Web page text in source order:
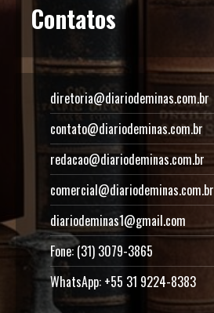
Contatos
diretoria@diariodeminas.com.br
contato@diariodeminas.com.br
redacao@diariodeminas.com.br
comercial@diariodeminas.com.br
diariodeminas1@gmail.com
Fone: (31) 3079-3865
WhatsApp: +55 31 9224-8383